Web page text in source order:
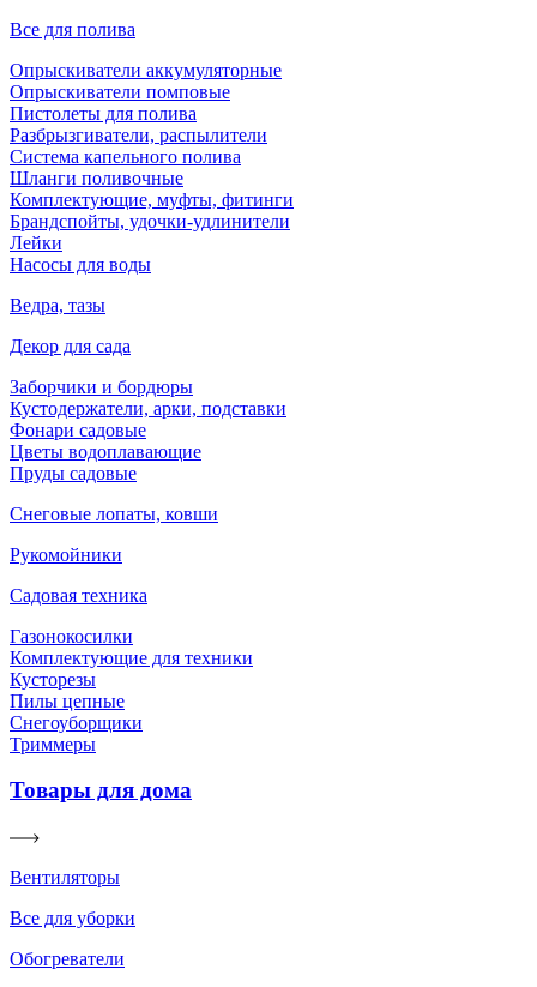
Все для полива
Опрыскиватели аккумуляторные
Опрыскиватели помповые
Пистолеты для полива
Разбрызгиватели, распылители
Система капельного полива
Шланги поливочные
Комплектующие, муфты, фитинги
Брандспойты, удочки-удлинители
Лейки
Насосы для воды
Ведра, тазы
Декор для сада
Заборчики и бордюры
Кустодержатели, арки, подставки
Фонари садовые
Цветы водоплавающие
Пруды садовые
Снеговые лопаты, ковши
Рукомойники
Садовая техника
Газонокосилки
Комплектующие для техники
Кусторезы
Пилы цепные
Снегоуборщики
Триммеры
Товары для дома
Вентиляторы
Все для уборки
Обогреватели